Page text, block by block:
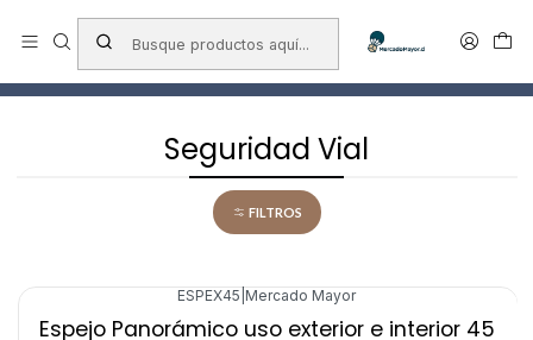
Envío a todo chile
Inicio Seguridad Vial
Seguridad Vial
FILTROS
ESPEX45 Mercado Mayor
Espejo Panorámico uso exterior e interior 45